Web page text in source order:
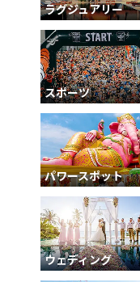
ラグジュアリー
スポーツ
パワースポット
ウェディング